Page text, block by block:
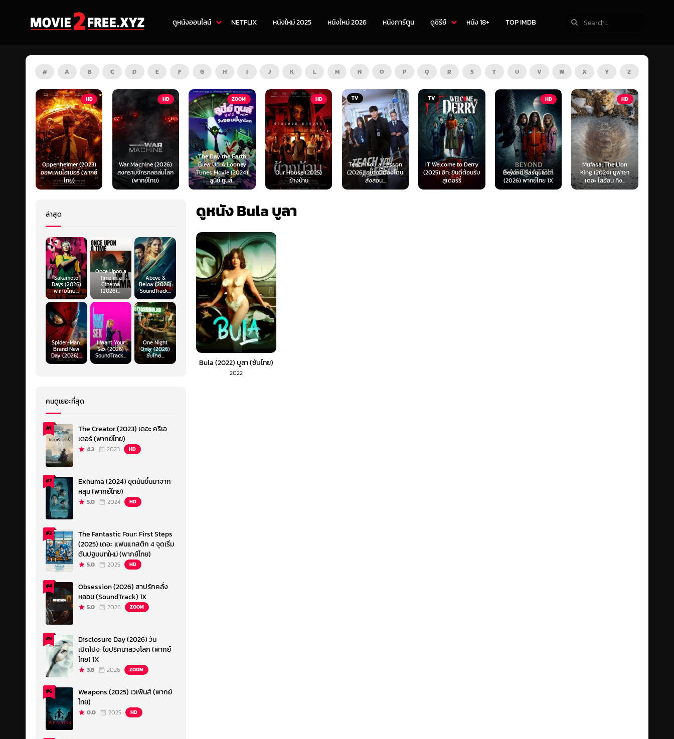
ดูหนังออนไลน์ NETFLIX หนังใหม่ 2025 หนังใหม่ 2026 หนังการ์ตูน ดูซีรีย์ หนัง 18+ TOP IMDB
# A B C D E F G H I J K L M N O P Q R S T U V W X Y Z
HD
War Machine (2026)
สงครามจักรกลถล่มโลก
(พากย์ไทย)
ZOOM
The Day the Earth
Blew Up A Looney
Tunes Movie (2024)
ลูนี่ย์ ทูนส์...
HD
Our House (2025)
ข้างบ้าน
TV
Teach You a Lesson
(2026) อย่างนี้ต้องโดน
สั่งสอน...
TV
IT Welcome to Derry
(2025) อิท: ยินดีต้อนรับ
สู่เดอร์รี่
Beyond Sasquatch
(2026) พากย์ไทย 1X
Mufasa: The Lion
King (2024) มูฟาซา
เดอะ ไลอ้อน คิง...
ZOOM
Obsession (2026)
สาปรักคลั่งหลอน
(SoundTrack) 1X
ดูหนัง Bula บูลา
Bula (2022) บูลา (ซับไทย)
2022
ล่าสุด
Sakamoto
Days (2026)
พากย์ไทย...
Once Upon a
Time in a
Cinema
(2026)...
Above &
Below (2026)
SoundTrack...
Spider-Man:
Brand New
Day (2026)...
I Want Your
Sex (2026)
SoundTrack...
One Night
Only (2026)
ซับไทย...
คนดูเยอะที่สุด
#1
The Creator (2023) เดอะ ครีเอ
เตอร์ (พากย์ไทย)
4.3 2023 HD
#2
Exhuma (2024) ขุดมันขึ้นมาจาก
หลุม (พากย์ไทย)
5.0 2024 HD
#3
The Fantastic Four: First Steps
(2025) เดอะ แฟนแทสติก 4 จุดเริ่ม
ต้นปฐมบทใหม่ (พากย์ไทย)
5.0 2025 HD
#4
Obsession (2026) สาปรักคลั่ง
หลอน (SoundTrack) 1X
5.0 2026 ZOOM
#5
Disclosure Day (2026) วัน
เปิดโปง: ไขปริศนาลวงโลก (พากย์
ไทย) 1X
3.8 2026 ZOOM
#6
Weapons (2025) เวเพินส์ (พากย์
ไทย)
0.0 2025 HD